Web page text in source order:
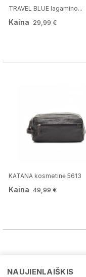
TRAVEL BLUE lagamino...
Kaina 29,99 €
KATANA kosmetinė 5613
Kaina 49,99 €
NAUJIENLAIŠKIS